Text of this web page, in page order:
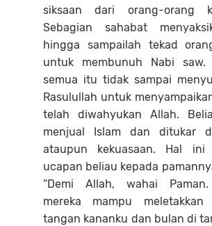
siksaan dari orang-orang
Sebagian sahabat
hingga sampailah tekad
untuk membunuh Nabi saw.
semua itu tidak sampai
Rasulullah untuk
telah diwahyukan Allah.
menjual Islam dan ditukar
ataupun kekuasaan. Hal
ucapan beliau kepada
“Demi Allah, wahai Paman.
mereka mampu
tangan kananku dan bulan di